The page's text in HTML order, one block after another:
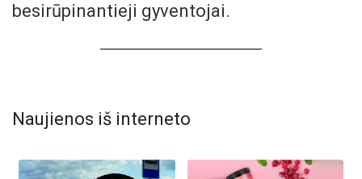
besirūpinantieji gyventojai.
Naujienos iš interneto